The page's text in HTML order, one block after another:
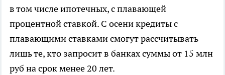
в том числе ипотечных, с плавающей
процентной ставкой. С осени кредиты с
плавающими ставками смогут рассчитывать
лишь те, кто запросит в банках суммы от 15 млн
руб на срок менее 20 лет.